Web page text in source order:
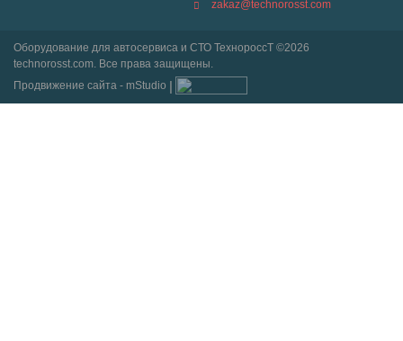
zakaz@technorosst.com
Оборудование для автосервиса и СТО ТехнороссТ ©2026
technorosst.com. Все права защищены.
Продвижение сайта - mStudio